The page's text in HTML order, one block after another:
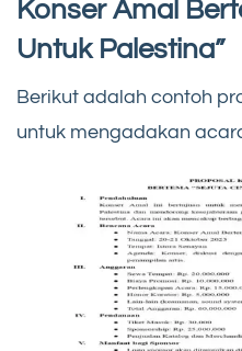
Konser Amal
Untuk Palestina”
Berikut adalah contoh
untuk mengadakan